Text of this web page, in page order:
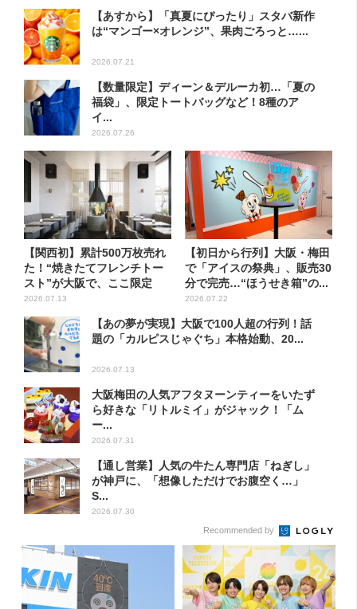
【あすから】「真夏にぴったり」スタバ新作
は“マンゴー×オレンジ”、果肉ごろっと…...
2026.07.21
【数量限定】ディーン＆デルーカ初…「夏の
福袋」、限定トートバッグなど！8種のア
イ...
2026.07.26
【関西初】累計500万枚売れ
た！“焼きたてフレンチトー
スト”が大阪で、ここ限定
の...
2026.07.13
【初日から行列】大阪・梅田
で「アイスの祭典」、販売30
分で完売…“ほうせき箱”の...
2026.07.22
【あの夢が実現】大阪で100人超の行列！話
題の「カルピスじゃぐち」本格始動、20...
2026.07.13
大阪梅田の人気アフタヌーンティーをいたず
ら好きな「リトルミイ」がジャック！「ム
ー...
2026.07.31
【通し営業】人気の牛たん専門店「ねぎし」
が神戸に、「想像しただけでお腹空く…」
S...
2026.07.30
Recommended by